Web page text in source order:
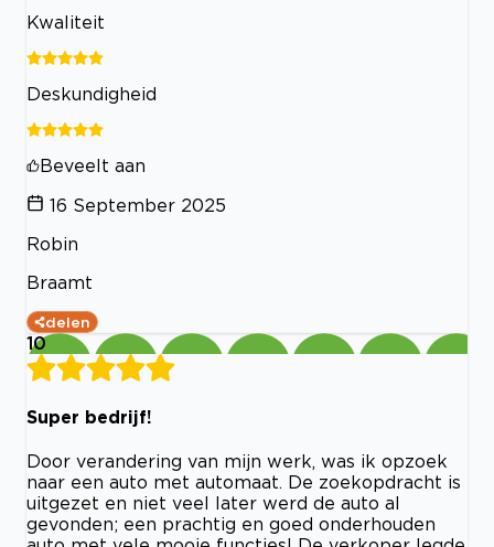
Kwaliteit
Deskundigheid
Beveelt aan
16 September 2025
Robin
Braamt
delen
10
Super bedrijf!
Door verandering van mijn werk, was ik opzoek
naar een auto met automaat. De zoekopdracht is
uitgezet en niet veel later werd de auto al
gevonden; een prachtig en goed onderhouden